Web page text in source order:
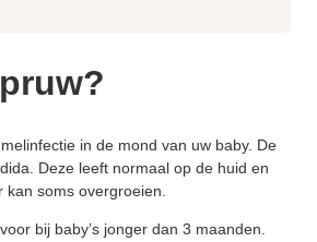
in de mond van uw baby. De
Deze leeft normaal op de huid en
soms overgroeien.
bij baby’s jonger dan 3 maanden.